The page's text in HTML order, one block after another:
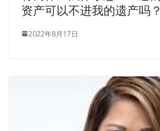
资产可以不进我的遗产吗？
2022年8月17日